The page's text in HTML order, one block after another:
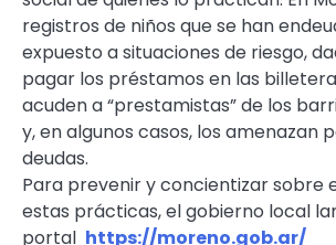
registros de niños que se han
expuesto a situaciones de riesgo,
pagar los préstamos en las
acuden a “prestamistas” de los
y, en algunos casos, los amenazan
deudas.
Para prevenir y concientizar sobre
estas prácticas, el gobierno local
portal https://moreno.gob.ar/